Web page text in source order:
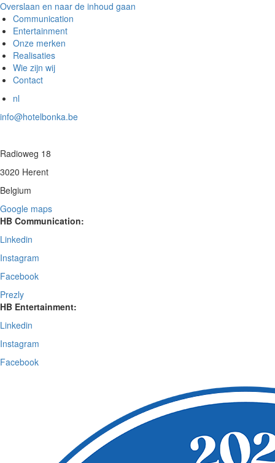
Overslaan en naar de inhoud gaan
Communication
Entertainment
Onze merken
Realisaties
Wie zijn wij
Contact
nl
info@hotelbonka.be
Radioweg 18
3020 Herent
Belgium
Google maps
HB Communication:
Linkedin
Instagram
Facebook
Prezly
HB Entertainment:
Linkedin
Instagram
Facebook